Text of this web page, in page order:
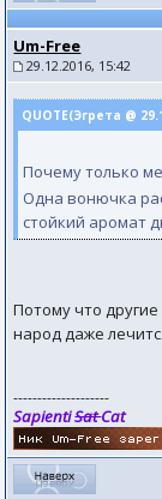
Um-Free
29.12.2016, 15:42
QUOTE(Эгрета @
Почему только
Одна вонючка
стойкий аромат
Потому что
народ даже
--------------------
SapientiSatCat